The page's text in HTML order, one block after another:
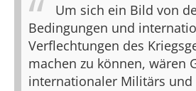
Um sich ein Bild von
Bedingungen und
Verflechtungen des
machen zu können, wären
internationaler Militärs und